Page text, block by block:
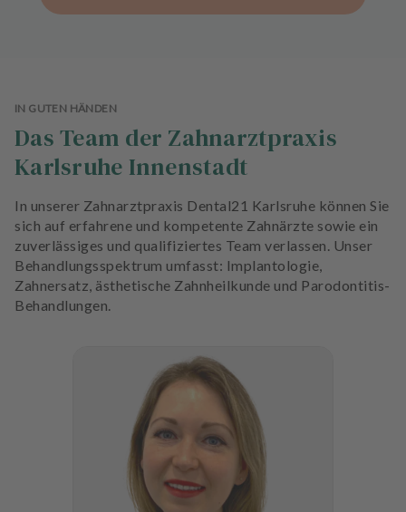
IN GUTEN HÄNDEN
Das Team der Zahnarztpraxis
Karlsruhe Innenstadt
In unserer Zahnarztpraxis Dental21 Karlsruhe können Sie
sich auf erfahrene und kompetente Zahnärzte sowie ein
zuverlässiges und qualifiziertes Team verlassen. Unser
Behandlungsspektrum umfasst: Implantologie,
Zahnersatz, ästhetische Zahnheilkunde und Parodontitis-
Behandlungen.